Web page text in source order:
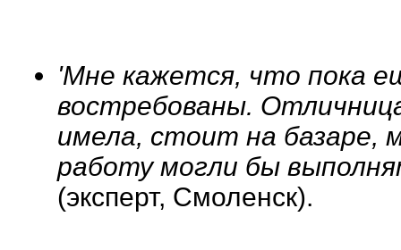
'Мне кажется, что пока
востребованы.
имела, стоит на базаре,
работу могли бы
(эксперт, Смоленск).